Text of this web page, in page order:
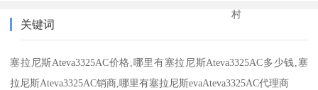
村
关键词
塞拉尼斯Ateva3325AC价格,哪里有塞拉尼斯Ateva3325AC多少钱,塞
拉尼斯Ateva3325AC销商,哪里有塞拉尼斯evaAteva3325AC代理商